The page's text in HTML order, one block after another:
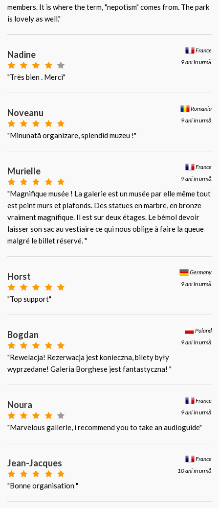
members. It is where the term, "nepotism" comes from. The park
is lovely as well."
France
9 ani în urmă
Nadine
"Très bien . Merci"
Romania
9 ani în urmă
Noveanu
"Minunată organizare, splendid muzeu !"
France
9 ani în urmă
Murielle
"Magnifique musée ! La galerie est un musée par elle même tout
est peint murs et plafonds. Des statues en marbre, en bronze
vraiment magnifique. Il est sur deux étages. Le bémol devoir
laisser son sac au vestiaire ce qui nous oblige à faire la queue
malgré le billet réservé. "
Germany
9 ani în urmă
Horst
"Top support"
Poland
9 ani în urmă
Bogdan
"Rewelacja! Rezerwacja jest konieczna, bilety były
wyprzedane! Galeria Borghese jest fantastyczna! "
France
9 ani în urmă
Noura
"Marvelous gallerie, i recommend you to take an audioguide"
France
10 ani în urmă
Jean-Jacques
"Bonne organisation "